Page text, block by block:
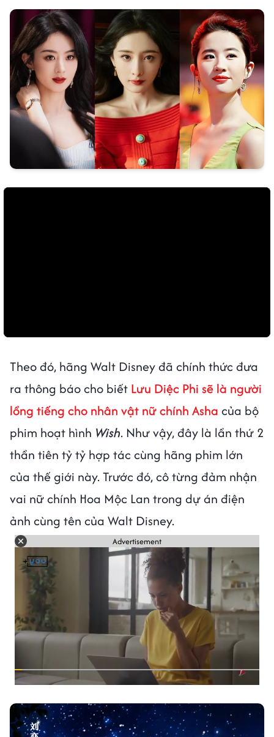
Theo đó, hãng Walt Disney đã chính thức đưa
ra thông báo cho biết Lưu Diệc Phi sẽ là người
lồng tiếng cho nhân vật nữ chính Asha của bộ
phim hoạt hình Wish. Như vậy, đây là lần thứ 2
thần tiên tỷ tỷ hợp tác cùng hãng phim lớn
của thế giới này. Trước đó, cô từng đảm nhận
vai nữ chính Hoa Mộc Lan trong dự án điện
ảnh cùng tên của Walt Disney.
Advertisement